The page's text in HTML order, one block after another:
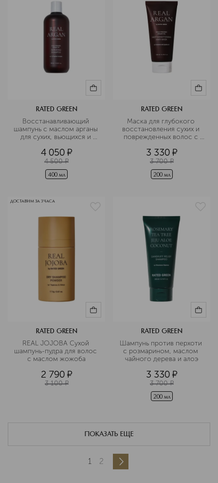
RATED GREEN
Восстанавливающий
шампунь с маслом арганы
для сухих, вьющихся и
4 050 ¤
4 500 ¤
400 мл
RATED GREEN
Маска для глубокого
восстановления сухих и
поврежденных волос с
отжима
3 330 ¤
3 700 ¤
200 мл
ДОСТАВИМ ЗА 3 ЧАСА
RATED GREEN
REAL JOJOBA Сухой
шампунь-пудра для волос
с маслом жожоба
2 790 ¤
3 100 ¤
RATED GREEN
Шампунь против перхоти
с розмарином, маслом
чайного дерева и алоэ
3 330 ¤
3 700 ¤
200 мл
ПОКАЗАТЬ ЕЩЕ
1 2